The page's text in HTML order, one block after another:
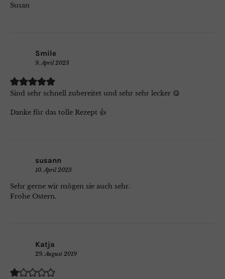
Susan
Smile
9. April 2023
Sind sehr schnell zubereitet und sehr sehr lecker 😋
Danke für das tolle Rezept 👍
susann
10. April 2023
Sehr gerne wir mögen sie auch sehr.
Frohe Ostern.
Katja
29. August 2019